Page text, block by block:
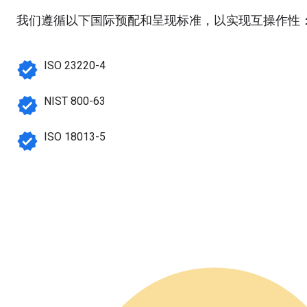
我们遵循以下国际预配和呈现标准，以实现互操作性
verified ISO 23220-4
verified NIST 800-63
verified ISO 18013-5